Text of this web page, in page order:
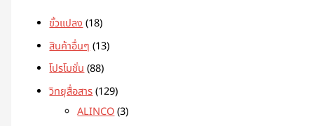
ขั้วแปลง 18
สินค้าอื่นๆ 13
โปรโมชั่น 88
วิทยุสื่อสาร 129
ALINCO 3